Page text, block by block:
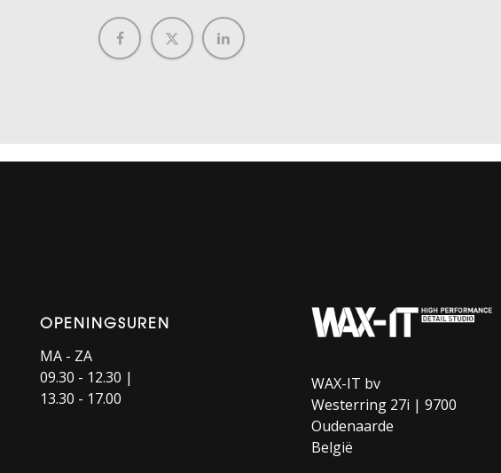
WAX-IT bv
Westerring 27i | 9700
Oudenaarde
België
OPENINGSUREN
MA - ZA
09.30 - 12.30 |
13.30 - 17.00